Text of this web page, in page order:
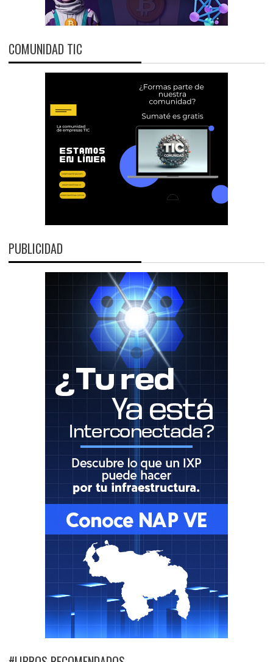
COMUNIDAD TIC
PUBLICIDAD